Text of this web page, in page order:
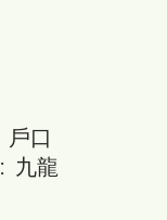
戶口
九龍